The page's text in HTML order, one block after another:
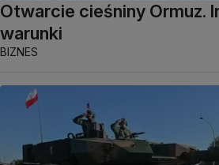
Otwarcie cieśniny Ormuz.
warunki
BIZNES